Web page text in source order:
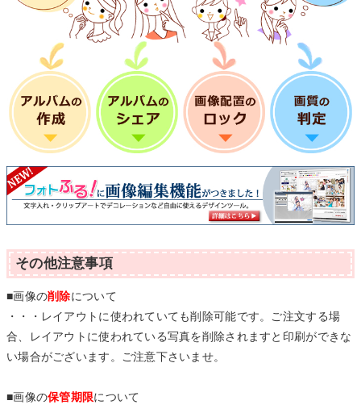
その他注意事項
■画像の削除について
・・・レイアウトに使われていても削除可能です。ご注文する場
合、レイアウトに使われている写真を削除されますと印刷ができな
い場合がございます。ご注意下さいませ。
■画像の保管期限について